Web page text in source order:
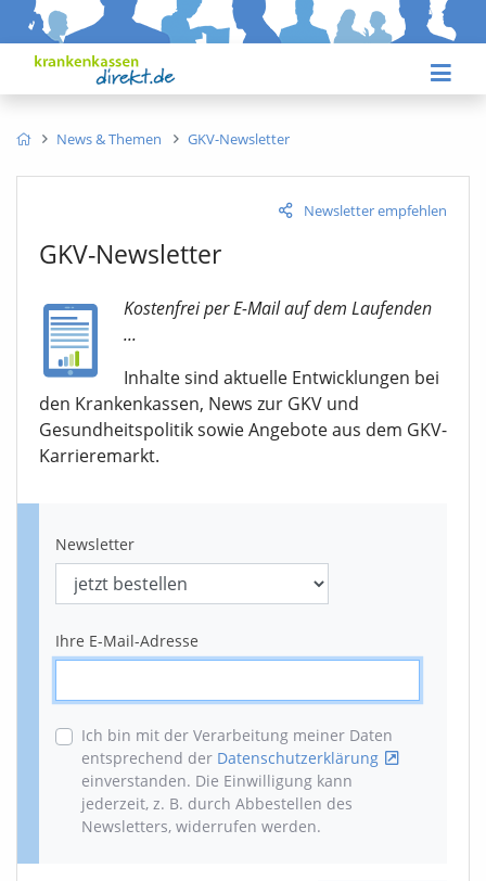
News & Themen GKV-Newsletter
Newsletter empfehlen
GKV-Newsletter
Kostenfrei per E-Mail auf dem Laufenden
...
Inhalte sind aktuelle Entwicklungen bei
den Krankenkassen, News zur GKV und
Gesundheitspolitik sowie Angebote aus dem GKV-
Karrieremarkt.
Newsletter
Ihre E-Mail-Adresse
Ich bin mit der Verarbeitung meiner Daten
entsprechend der Datenschutzerklärung
einverstanden. Die Einwilligung kann
jederzeit, z. B. durch Abbestellen des
Newsletters, widerrufen werden.